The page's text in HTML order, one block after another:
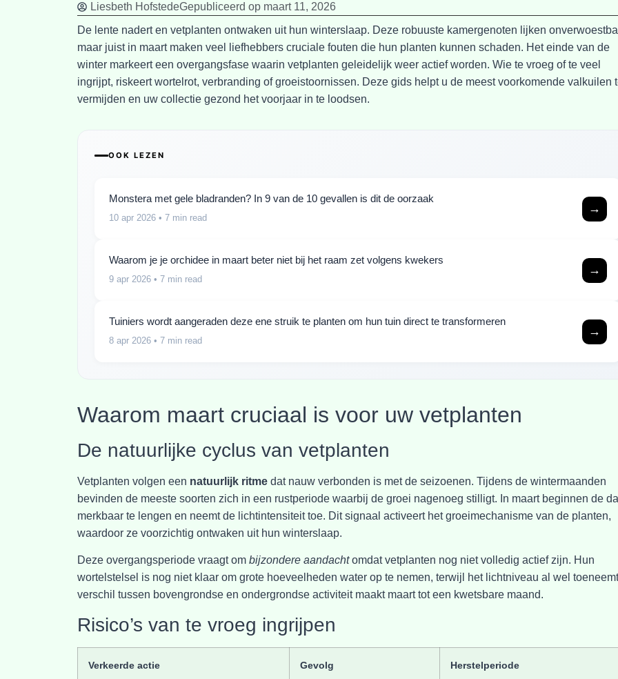
Liesbeth HofstedeGepubliceerd op maart 11, 2026
De lente nadert en vetplanten ontwaken uit hun winterslaap. Deze robuuste kamergenoten lijken
maar juist in maart maken veel liefhebbers cruciale fouten die hun planten kunnen schaden. Het einde van de
winter markeert een overgangsfase waarin vetplanten geleidelijk weer actief worden. Wie te vroeg of te veel
ingrijpt, riskeert wortelrot, verbranding of groeistoornissen. Deze gids helpt u de meest voorkomende valkuilen
vermijden en uw collectie gezond het voorjaar in te loodsen.
OOK LEZEN
Monstera met gele bladranden? In 9 van de 10 gevallen is dit de oorzaak
10 apr 2026 • 7 min read
→
Waarom je je orchidee in maart beter niet bij het raam zet volgens kwekers
9 apr 2026 • 7 min read
→
Tuiniers wordt aangeraden deze ene struik te planten om hun tuin direct te transformeren
8 apr 2026 • 7 min read
→
Waarom maart cruciaal is voor uw vetplanten
De natuurlijke cyclus van vetplanten
Vetplanten volgen een natuurlijk ritme dat nauw verbonden is met de seizoenen. Tijdens de wintermaanden
bevinden de meeste soorten zich in een rustperiode waarbij de groei nagenoeg stilligt. In maart beginnen de
merkbaar te lengen en neemt de lichtintensiteit toe. Dit signaal activeert het groeimechanisme van de planten,
waardoor ze voorzichtig ontwaken uit hun winterslaap.
Deze overgangsperiode vraagt om bijzondere aandachtomdat vetplanten nog niet volledig actief zijn. Hun
wortelstelsel is nog niet klaar om grote hoeveelheden water op te nemen, terwijl het lichtniveau al wel
verschil tussen bovengrondse en ondergrondse activiteit maakt maart tot een kwetsbare maand.
Risico’s van te vroeg ingrijpen
Verkeerde actie Gevolg Herstelperiode